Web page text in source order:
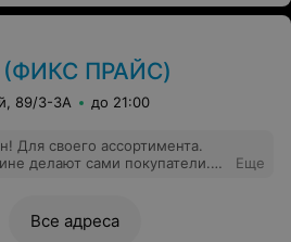
(ФИКС ПРАЙС)
89/3-3А до 21:00
Для своего ассортимента.
делают сами покупатели.
на нижнюю полку в
из за недостатка
Еще
Все адреса